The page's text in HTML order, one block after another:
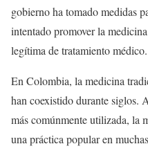
gobierno ha tomado medidas
intentado promover la
legítima de tratamiento médico.
En Colombia, la medicina
han coexistido durante siglos.
más comúnmente utilizada, la
una práctica popular en